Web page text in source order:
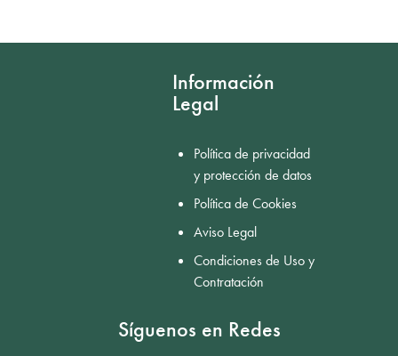
Información
Legal
Política de privacidad
y protección de datos
Política de Cookies
Aviso Legal
Condiciones de Uso y
Contratación
Síguenos en Redes